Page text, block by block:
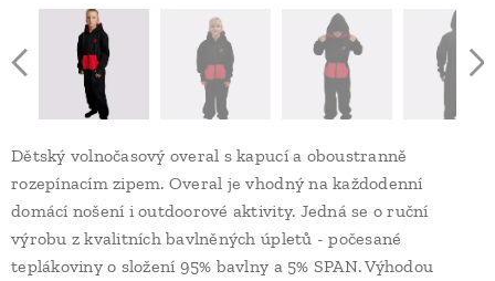
Dětský volnočasový overal s kapucí a oboustranně
rozepínacím zipem. Overal je vhodný na každodenní
domácí nošení i outdoorové aktivity. Jedná se o ruční
výrobu z kvalitních bavlněných úpletů - počesané
teplákoviny o složení 95% bavlny a 5% SPAN. Výhodou